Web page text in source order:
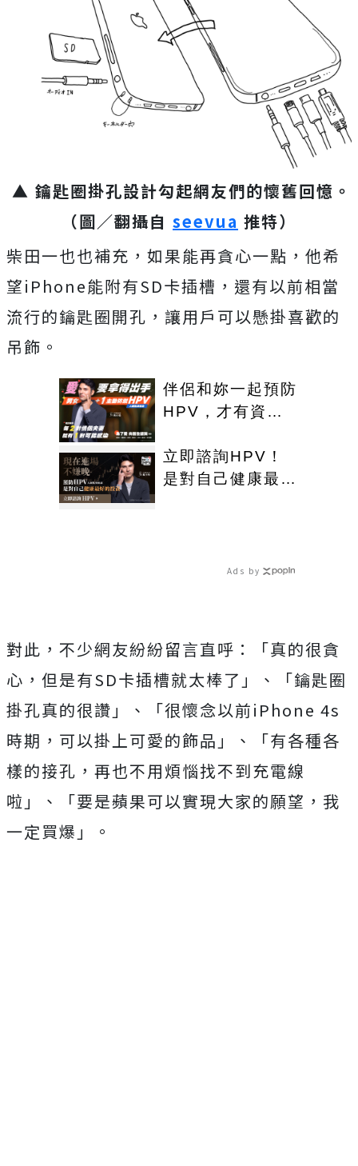
▲ 鑰匙圈掛孔設計勾起網友們的懷舊回憶。
（圖／翻攝自 seevua 推特）
柴田一也也補充，如果能再貪心一點，他希
望iPhone能附有SD卡插槽，還有以前相當
流行的鑰匙圈開孔，讓用戶可以懸掛喜歡的
吊飾。
伴侶和妳一起預防
HPV，才有資格
立即諮詢HPV！
是對自己健康最好
Ads by
對此，不少網友紛紛留言直呼：「真的很貪
心，但是有SD卡插槽就太棒了」、「鑰匙圈
掛孔真的很讚」、「很懷念以前iPhone 4s
時期，可以掛上可愛的飾品」、「有各種各
樣的接孔，再也不用煩惱找不到充電線
啦」、「要是蘋果可以實現大家的願望，我
一定買爆」。